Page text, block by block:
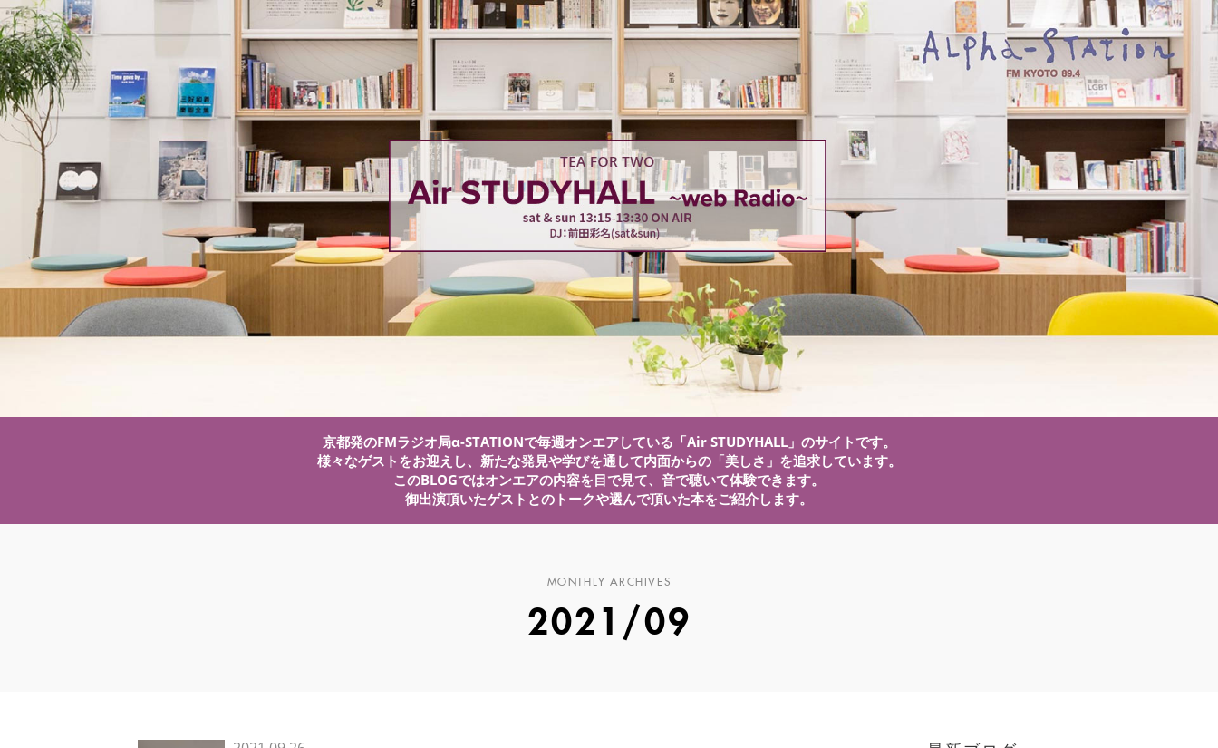
京都発のFMラジオ局α-STATIONで毎週オンエアしている「Air STUDYHALL」のサイトです。
様々なゲストをお迎えし、新たな発見や学びを通して内面からの「美しさ」を追求しています。
このBLOGではオンエアの内容を目で見て、音で聴いて体験できます。
御出演頂いたゲストとのトークや選んで頂いた本をご紹介します。
MONTHLY ARCHIVES
2021/09